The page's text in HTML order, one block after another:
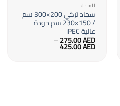
السجاد
سجاد تركي 200×300 سم
/ 150×230 سم جودة
عالية iPEC
275.00AED
–425.00AED نطاق
السعر: